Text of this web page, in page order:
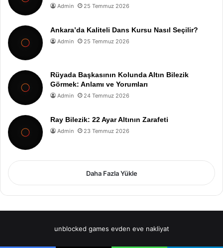
Admin 25 Temmuz 2026
Ankara’da Kaliteli Dans Kursu Nasıl Seçilir?
Admin 25 Temmuz 2026
Rüyada Başkasının Kolunda Altın Bilezik
Görmek: Anlamı ve Yorumları
Admin 24 Temmuz 2026
Ray Bilezik: 22 Ayar Altının Zarafeti
Admin 23 Temmuz 2026
Daha Fazla Yükle
unblocked games evden eve nakliyat